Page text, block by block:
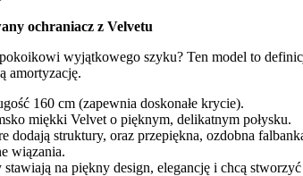
ochraniacz z Velvetu
wyjątkowego szyku? Ten model to
amortyzację.
160 cm (zapewnia doskonałe krycie).
miękki Velvet o pięknym, delikatnym połysku.
dodają struktury, oraz przepiękna, ozdobna
wiązania.
na piękny design, elegancję i chcą